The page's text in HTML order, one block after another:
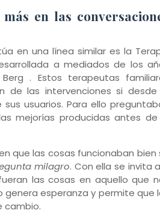
en las
en una línea similar es la
a mediados de los
. Estos terapeutas
de las intervenciones si desde
usuarios. Para ello
mejorías producidas antes de
que las cosas funcionaban bien
milagro. Con ella se invita
las cosas en aquello que
esperanza y permite que
cambio.